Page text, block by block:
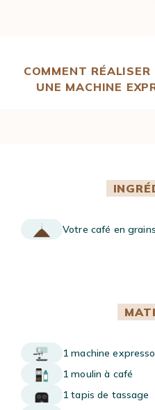
COMMENT RÉALISER
UNE MACHINE
Votre café en
1 machine expresso
1 moulin à café
1 tapis de tassage